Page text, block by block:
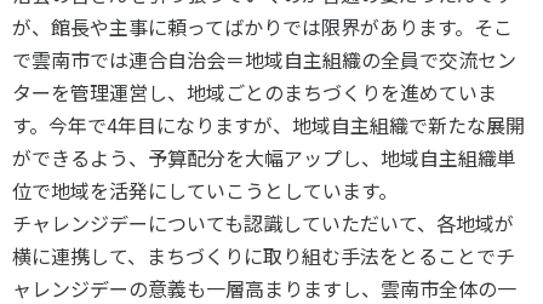
が、館長や主事に頼ってばかりでは限界があります。そこ
で雲南市では連合自治会＝地域自主組織の全員で交流セン
ターを管理運営し、地域ごとのまちづくりを進めていま
す。今年で4年目になりますが、地域自主組織で新たな展開
ができるよう、予算配分を大幅アップし、地域自主組織単
位で地域を活発にしていこうとしています。
チャレンジデーについても認識していただいて、各地域が
横に連携して、まちづくりに取り組む手法をとることでチ
ャレンジデーの意義も一層高まりますし、雲南市全体の一